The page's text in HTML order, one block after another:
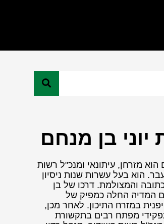
יוני בן מנחם
הוא מזרחן, עיתונאי ומנכ"ל רשות
הוא בעל עשרות שנות ניסיון
והמצולמת. דרכו של בן
המדיה החלה כמפיק של
במזרח התיכון. לאחר מכן,
מפתח רבים בתקשורת